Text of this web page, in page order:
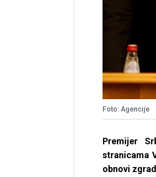
Foto: Agencije
Premijer
stranicama
obnovi